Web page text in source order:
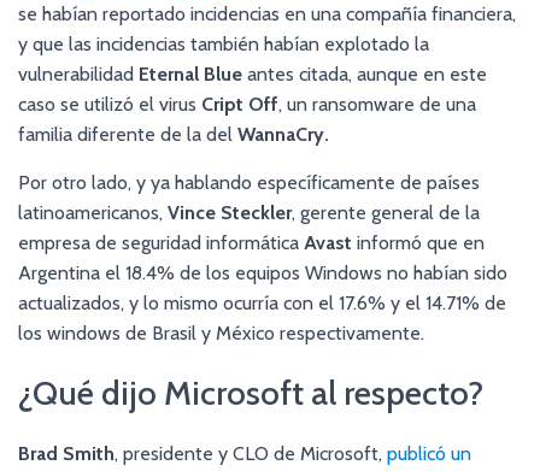
se habían reportado incidencias en una compañía financiera,
y que las incidencias también habían explotado la
vulnerabilidad Eternal Blue antes citada, aunque en este
caso se utilizó el virus Cript Off, un ransomware de una
familia diferente de la del WannaCry.
Por otro lado, y ya hablando específicamente de países
latinoamericanos, Vince Steckler, gerente general de la
empresa de seguridad informática Avast informó que en
Argentina el 18.4% de los equipos Windows no habían sido
actualizados, y lo mismo ocurría con el 17.6% y el 14.71% de
los windows de Brasil y México respectivamente.
¿Qué dijo Microsoft al respecto?
Brad Smith, presidente y CLO de Microsoft, publicó un